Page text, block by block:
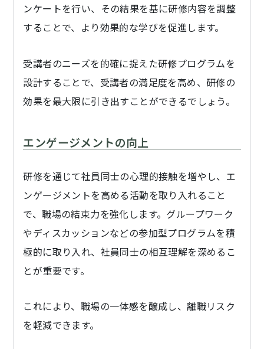
ンケートを行い、その結果を基に研修内容を調整
することで、より効果的な学びを促進します。
受講者のニーズを的確に捉えた研修プログラムを
設計することで、受講者の満足度を高め、研修の
効果を最大限に引き出すことができるでしょう。
エンゲージメントの向上
研修を通じて社員同士の心理的接触を増やし、エ
ンゲージメントを高める活動を取り入れること
で、職場の結束力を強化します。グループワーク
やディスカッションなどの参加型プログラムを積
極的に取り入れ、社員同士の相互理解を深めるこ
とが重要です。
これにより、職場の一体感を醸成し、離職リスク
を軽減できます。